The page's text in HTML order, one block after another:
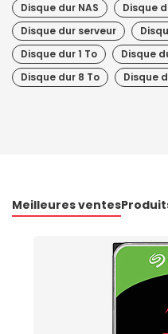
Disque dur NAS
Disque
Disque dur serveur
Disque dur 1 To
Disque
Disque dur 8 To
Disque
Meilleures ventes